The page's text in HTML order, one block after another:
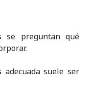
se preguntan qué
suele ser